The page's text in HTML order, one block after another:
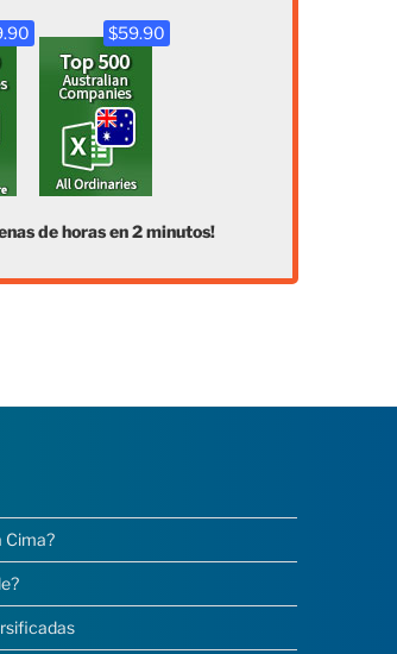
$59.90
de horas en 2 minutos!
Cima?